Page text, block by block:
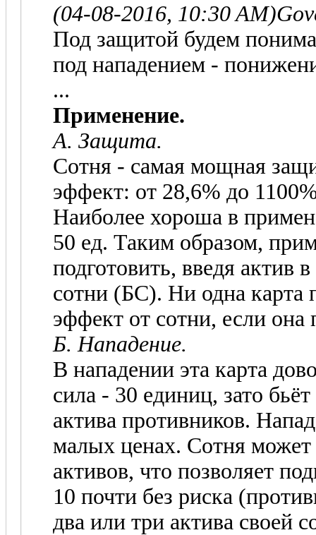
(04-08-2016, 10:30 AM)
Под защитой будем
под нападением -
...
Применение.
А. Защита.
Сотня - самая мощная
эффект: от 28,6% до
Наиболее хороша в
50 ед. Таким образом,
подготовить, введя актив
сотни (БС). Ни одна карта
эффект от сотни, если
Б. Нападение.
В нападении эта карта
сила - 30 единиц, зато
актива противников.
малых ценах. Сотня может
активов, что позволяет
10 почти без риска
два или три актива своей